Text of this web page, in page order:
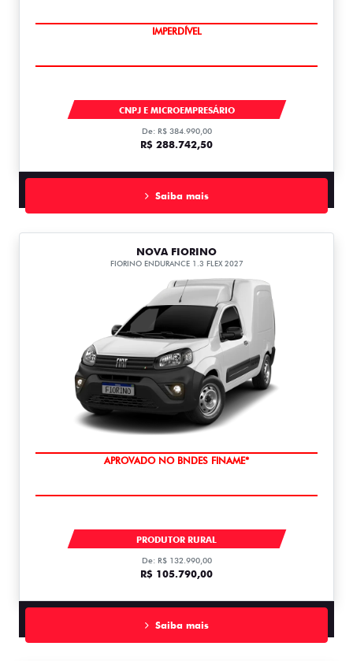
IMPERDÍVEL
CNPJ E MICROEMPRESÁRIO
De: R$ 384.990,00
R$ 288.742,50
Saiba mais
NOVA FIORINO
FIORINO ENDURANCE 1.3 FLEX 2027
APROVADO NO BNDES FINAME*
PRODUTOR RURAL
De: R$ 132.990,00
R$ 105.790,00
Saiba mais